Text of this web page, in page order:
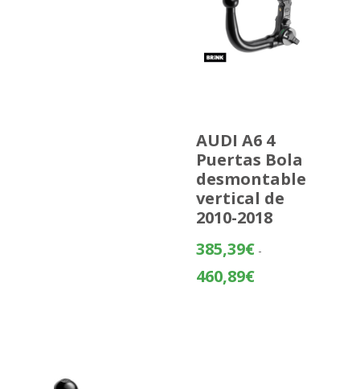
AUDI A6 4
Puertas Bola
desmontable
vertical de
2010-2018
385,39€ -
460,89€Rango